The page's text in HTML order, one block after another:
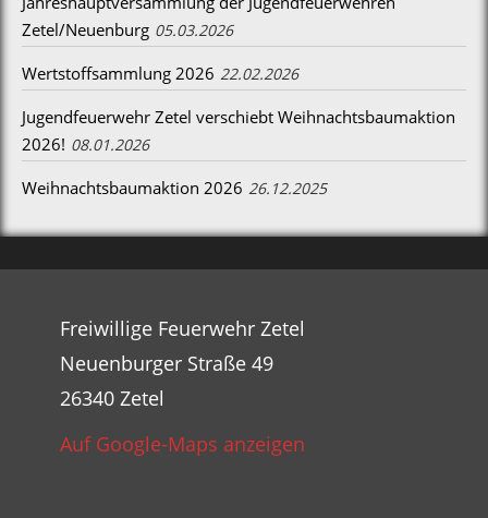
Zetel/Neuenburg 05.03.2026
Wertstoffsammlung 2026 22.02.2026
Jugendfeuerwehr Zetel verschiebt Weihnachtsbaumaktion
2026! 08.01.2026
Weihnachtsbaumaktion 2026 26.12.2025
Freiwillige Feuerwehr Zetel
Neuenburger Straße 49
26340 Zetel
Auf Google-Maps anzeigen